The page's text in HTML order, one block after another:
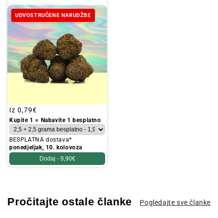
UDVOSTRUČENE NARUDŽBE
Redovna
cijena
Iz 0,79€
Kupite 1 = Nabavite 1 besplatno
BESPLATNA dostava*
ponedjeljak, 10. kolovoza
Dodaj - 9,90€
Pročitajte ostale članke Pogledajte sve članke